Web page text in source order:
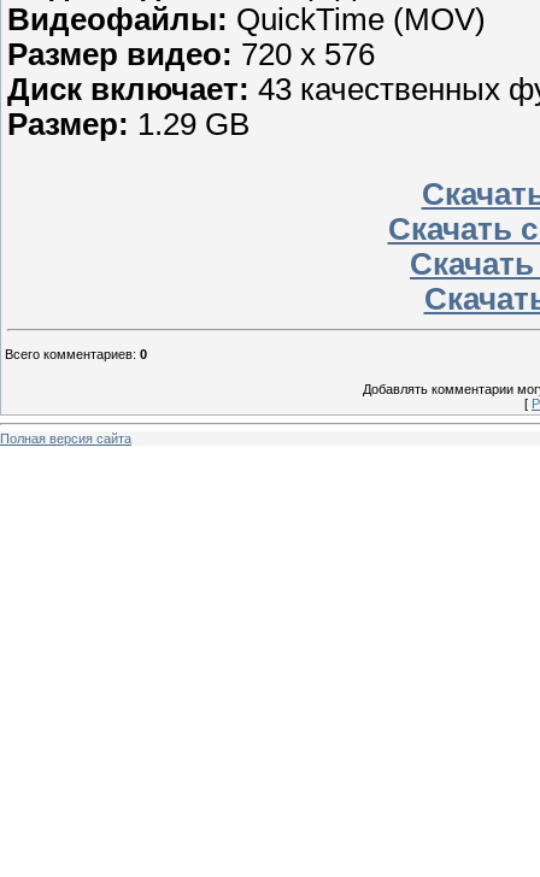
Видеофайлы: QuickTime (MOV)
Размер видео: 720 x 576
Диск включает: 43 качественных
Размер: 1.29 GB
Скачать
Всего комментариев: 0
Добавлять комментарии
[
Полная версия сайта